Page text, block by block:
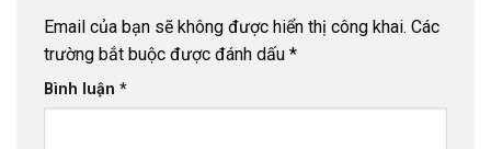
Email của bạn sẽ không được hiển thị công khai. Các
trường bắt buộc được đánh dấu *
Bình luận *